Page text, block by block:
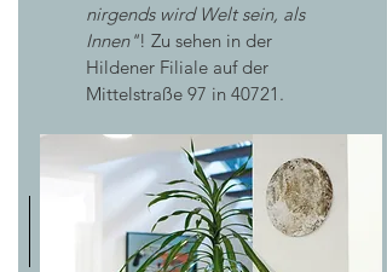
nirgends wird Welt sein, als
Innen"! Zu sehen in der
Hildener Filiale auf der
Mittelstraße 97 in 40721.